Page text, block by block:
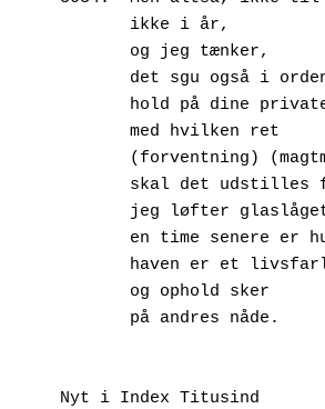
       ikke i år,
       og jeg tænker,
det sgu også i
hold på dine
       med hvilken ret
(forventning)
skal det
jeg løfter
en time senere er
haven er et
       og ophold sker
       på andres nåde.
Nyt i Index Titusind